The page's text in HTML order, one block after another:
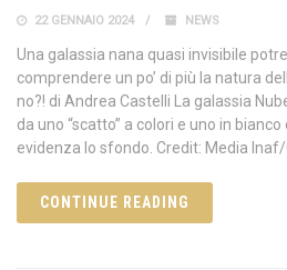
22 GENNAIO 2024 NEWS
Una galassia nana quasi invisibile
comprendere un po’ di più la natura
no?! di Andrea Castelli La galassia
da uno “scatto” a colori e uno in
evidenza lo sfondo. Credit: Media
CONTINUE READING